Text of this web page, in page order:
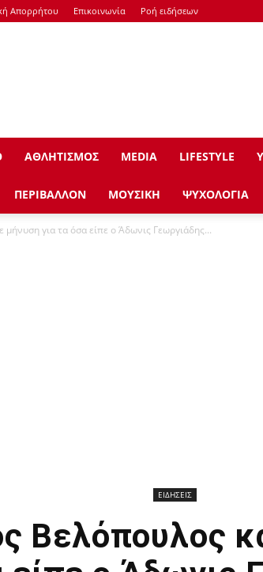
Απορρήτου Επικοινωνία Ροή ειδήσεων
ΑΘΛΗΤΙΣΜΟΣ ΜEDIA LIFESTYLE
ΠΕΡΙΒΑΛΛΟΝ ΜΟΥΣΙΚΗ ΨΥΧΟΛΟΓΙΑ
για τα όσα είπε ο Άδωνις Γεωργιάδης...
ΕΙΔΗΣΕΙΣ
Βελόπουλος